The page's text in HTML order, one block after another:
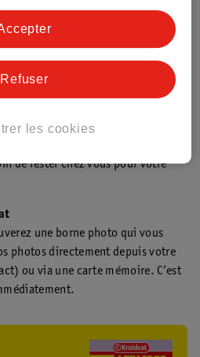
!
de rester chez vous pour votre
une borne photo qui vous
photos directement depuis votre
ou via une carte mémoire. C’est
les cookies
Refuser